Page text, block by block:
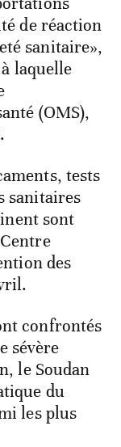
de réaction
sanitaire»,
laquelle
(OMS),
tests
sanitaires
sont
des
confrontés
sévère
le Soudan
du
les plus